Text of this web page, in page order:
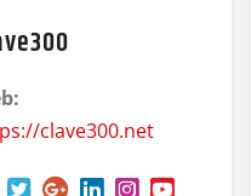
clave300.net